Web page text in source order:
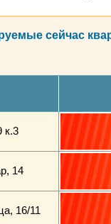
сейчас
к.3
14
16/11